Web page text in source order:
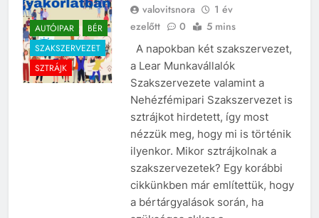
AUTÓIPAR
BÉR
SZAKSZERVEZET
SZTRÁJK
valovitsnora
1 év
ezelőtt
0 5 mins
A napokban két szakszervezet,
a Lear Munkavállalók
Szakszervezete valamint a
Nehézfémipari Szakszervezet is
sztrájkot hirdetett, így most
nézzük meg, hogy mi is történik
ilyenkor. Mikor sztrájkolnak a
szakszervezetek? Egy korábbi
cikkünkben már említettük, hogy
a bértárgyalások során, ha